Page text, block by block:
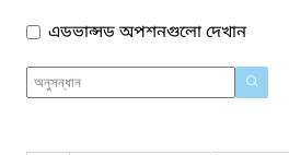
এডভান্সড অপশনগুলো দেখান